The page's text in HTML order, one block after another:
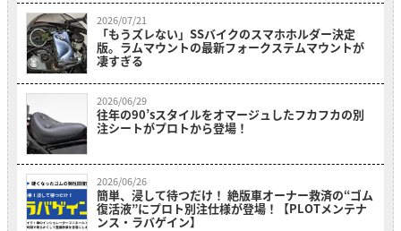
2026/07/21
「もうズレない」SSバイクのスマホホルダー決定
版。ラムマウントの最新フォークステムマウントが
凄すぎる
2026/06/29
往年の90’sスタイルをオマージュしたフカフカの別
注シートがプロトから登場！
2026/06/26
簡単、浸して待つだけ！ 絶版車オーナー救済の“ゴム
復活液”にプロト別注仕様が登場！【PLOTメンテナ
ンス・ラバゲイン】